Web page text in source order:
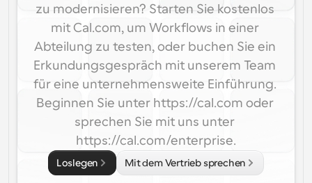
zu modernisieren? Starten Sie kostenlos
mit Cal.com, um Workflows in einer
Abteilung zu testen, oder buchen Sie ein
Erkundungsgespräch mit unserem Team
für eine unternehmensweite Einführung.
Beginnen Sie unter https://cal.com oder
sprechen Sie mit uns unter
https://cal.com/enterprise.
Loslegen Mit dem Vertrieb sprechen